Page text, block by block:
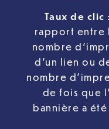
Taux de clic :
rapport entre
nombre
d’un lien ou
nombre
de fois que
bannière a